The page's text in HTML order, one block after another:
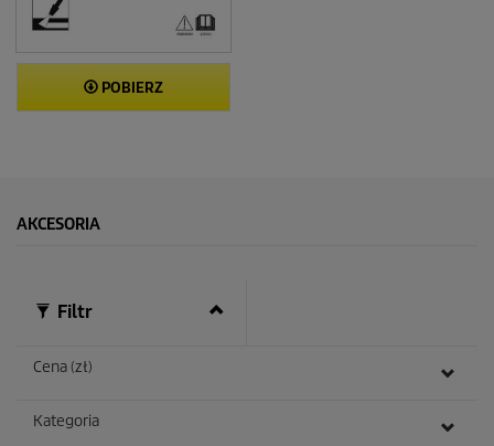
POBIERZ
AKCESORIA
Filtr
Cena (zł)
Kategoria